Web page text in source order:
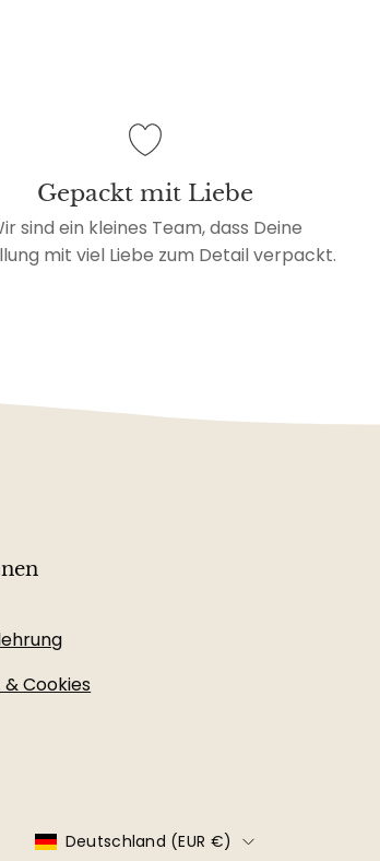
Gepackt mit Liebe
sind ein kleines Team, dass Deine
mit viel Liebe zum Detail verpackt.
Cookies
Land
Deutschland (EUR €)